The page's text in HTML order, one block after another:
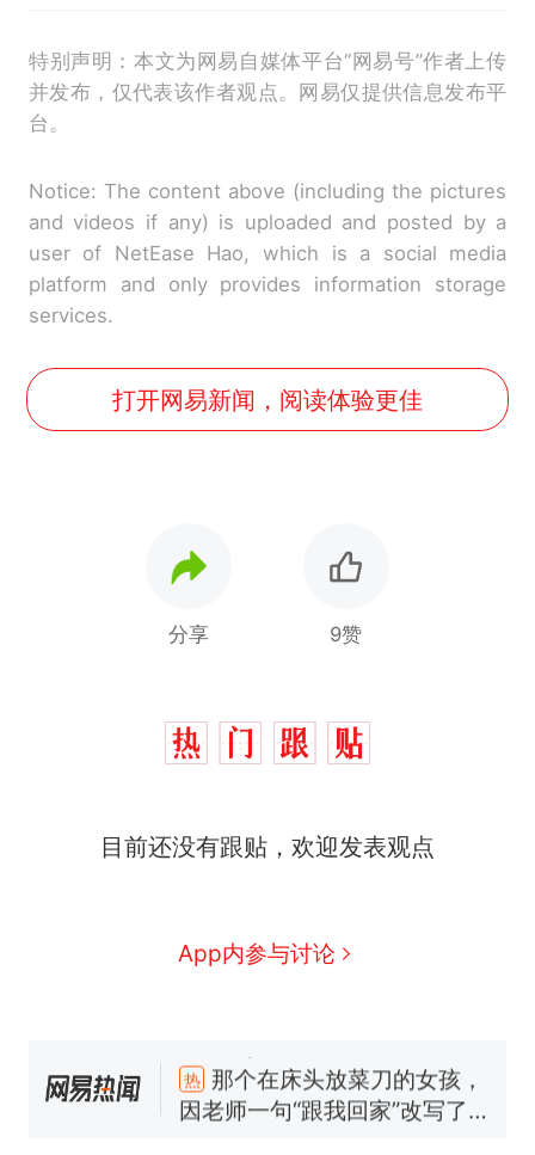
特别声明：本文为网易自媒体平台“网易号”作者上传
并发布，仅代表该作者观点。网易仅提供信息发布平
台。
Notice: The content above (including the pictures
and videos if any) is uploaded and posted by a
user of NetEase Hao, which is a social media
platform and only provides information storage
services.
打开网易新闻，阅读体验更佳
分享 9赞
目前还没有跟贴，欢迎发表观点
App内参与讨论
因老师一句“跟我回家”改写了
人生
新
制裁瓜子饺子，美国怕什
号，仅凭视频评出？中国烹饪
140多朵
美国渔民钓获鲨鱼徒手将其拽
回大海 目击者直呼震惊 （视频
热
那个在床头放菜刀的女孩，
因老师一句“跟我回家”改写了